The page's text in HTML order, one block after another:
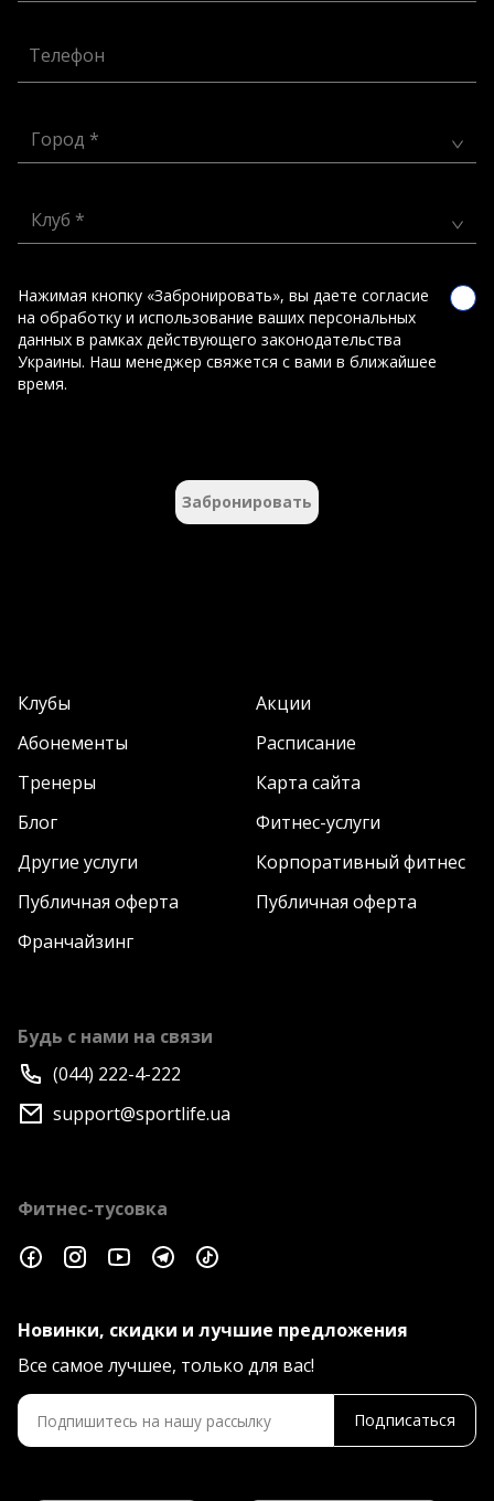
Телефон
Город *
Клуб *
Нажимая кнопку «Забронировать», вы даете согласие
на обработку и использование ваших персональных
данных в рамках действующего законодательства
Украины. Наш менеджер свяжется с вами в ближайшее
время.
Забронировать
Клубы
Акции
Абонементы
Расписание
Тренеры
Карта сайта
Блог
Фитнес-услуги
Другие услуги
Корпоративный фитнес
Публичная оферта
Публичная оферта
Франчайзинг
Будь с нами на связи
(044) 222-4-222
support@sportlife.ua
Фитнес-тусовка
Новинки, скидки и лучшие предложения
Все самое лучшее, только для вас!
Подписаться